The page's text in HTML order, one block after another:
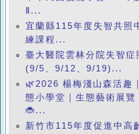
Ⅱ...
宜蘭縣115年度失智共照
練課程...
臺大醫院雲林分院失智
(9/5、9/12、9/19)...
🌿2026 楊梅淺山森活趣
態小學堂｜生態藝術展
🐞...
新竹市115年度促進中高